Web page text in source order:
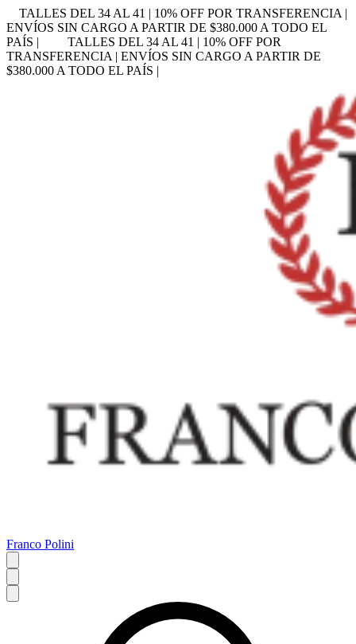
TALLES DEL 34 AL 41 | 10% OFF POR TRANSFERENCIA |
ENVÍOS SIN CARGO A PARTIR DE $380.000 A TODO EL
PAÍS |
TALLES DEL 34 AL 41 | 10% OFF POR
TRANSFERENCIA | ENVÍOS SIN CARGO A PARTIR DE
$380.000 A TODO EL PAÍS |
Franco Polini